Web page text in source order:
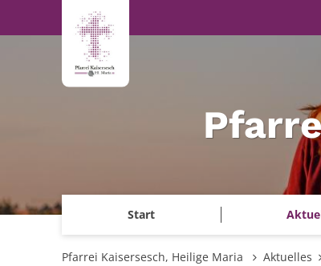
Zum Inhalt springen
Start
Pfarrei Kaisersesch, Heilige Maria Aktuelles